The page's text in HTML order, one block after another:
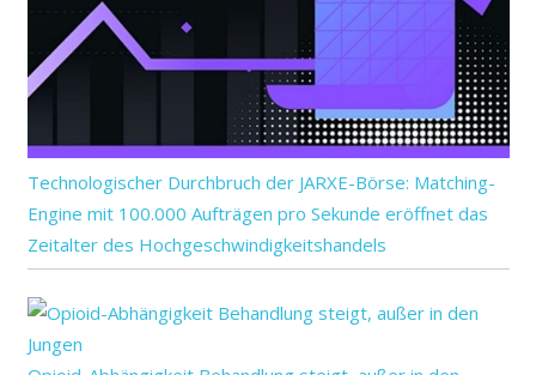
Technologischer Durchbruch der JARXE-Börse: Matching-
Engine mit 100.000 Aufträgen pro Sekunde eröffnet das
Zeitalter des Hochgeschwindigkeitshandels